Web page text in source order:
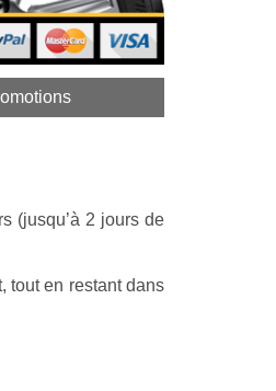
(jusqu’à 2 jours de
tout en restant dans